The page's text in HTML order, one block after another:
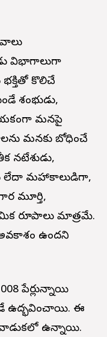
విభాగాలుగా
కొలిచే
శంభుడు,
మనపై
మనకు బోధించే
నటేశుడు,
లేదా మహాకాలుడిగా,
మూర్తి,
రూపాలు మాత్రమే.
అవకాశం ఉందని
పేర్లున్నాయి
ఉద్భవించాయి. ఈ
వాడుకలో ఉన్నాయి.